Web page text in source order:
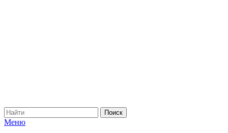
Меню